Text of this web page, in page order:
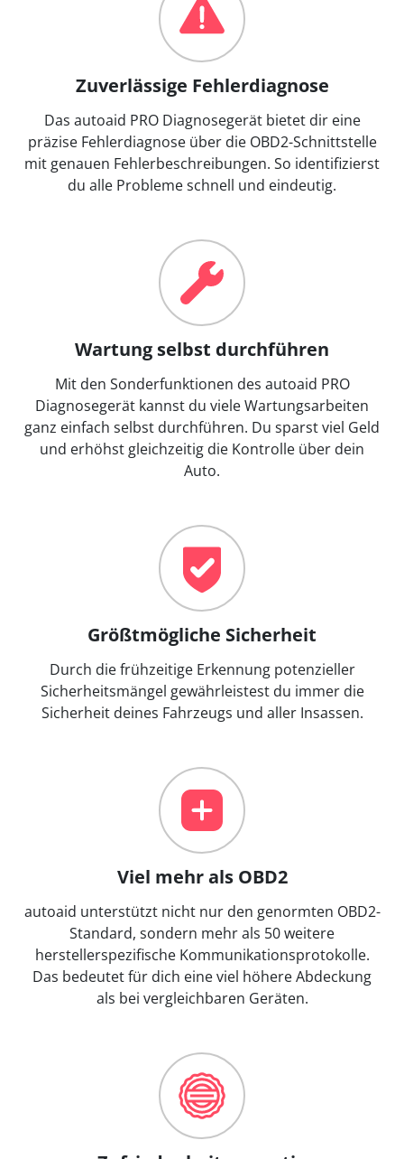
Zuverlässige Fehlerdiagnose
Das autoaid PRO Diagnosegerät bietet dir eine
präzise Fehlerdiagnose über die OBD2-Schnittstelle
mit genauen Fehlerbeschreibungen. So identifizierst
du alle Probleme schnell und eindeutig.
Wartung selbst durchführen
Mit den Sonderfunktionen des autoaid PRO
Diagnosegerät kannst du viele Wartungsarbeiten
ganz einfach selbst durchführen. Du sparst viel Geld
und erhöhst gleichzeitig die Kontrolle über dein
Auto.
Größtmögliche Sicherheit
Durch die frühzeitige Erkennung potenzieller
Sicherheitsmängel gewährleistest du immer die
Sicherheit deines Fahrzeugs und aller Insassen.
Viel mehr als OBD2
autoaid unterstützt nicht nur den genormten OBD2-
Standard, sondern mehr als 50 weitere
herstellerspezifische Kommunikationsprotokolle.
Das bedeutet für dich eine viel höhere Abdeckung
als bei vergleichbaren Geräten.